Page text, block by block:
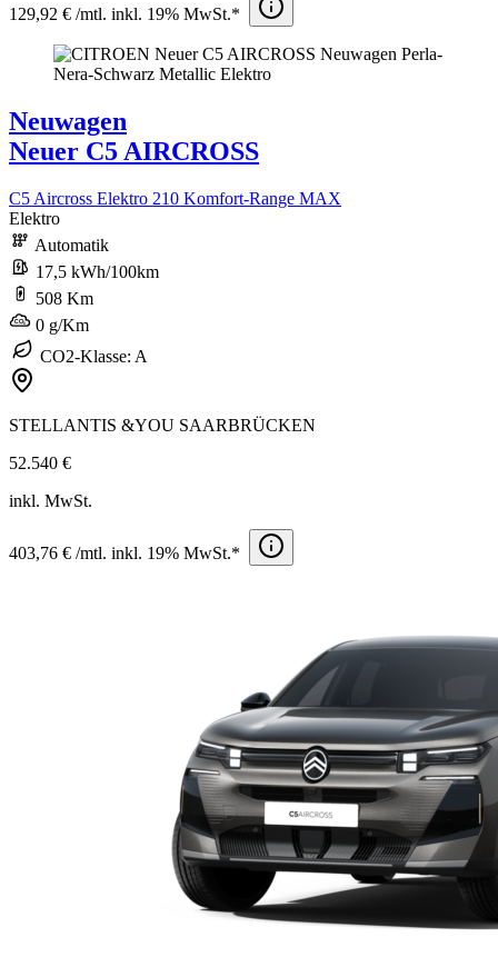
129,92 € /mtl. inkl. 19% MwSt.*
Neuwagen
Neuer C5 AIRCROSS
C5 Aircross Elektro 210 Komfort-Range MAX
Elektro
Automatik
17,5 kWh/100km
508 Km
0 g/Km
CO2-Klasse: A
STELLANTIS &YOU SAARBRÜCKEN
52.540 €
inkl. MwSt.
403,76 € /mtl. inkl. 19% MwSt.*